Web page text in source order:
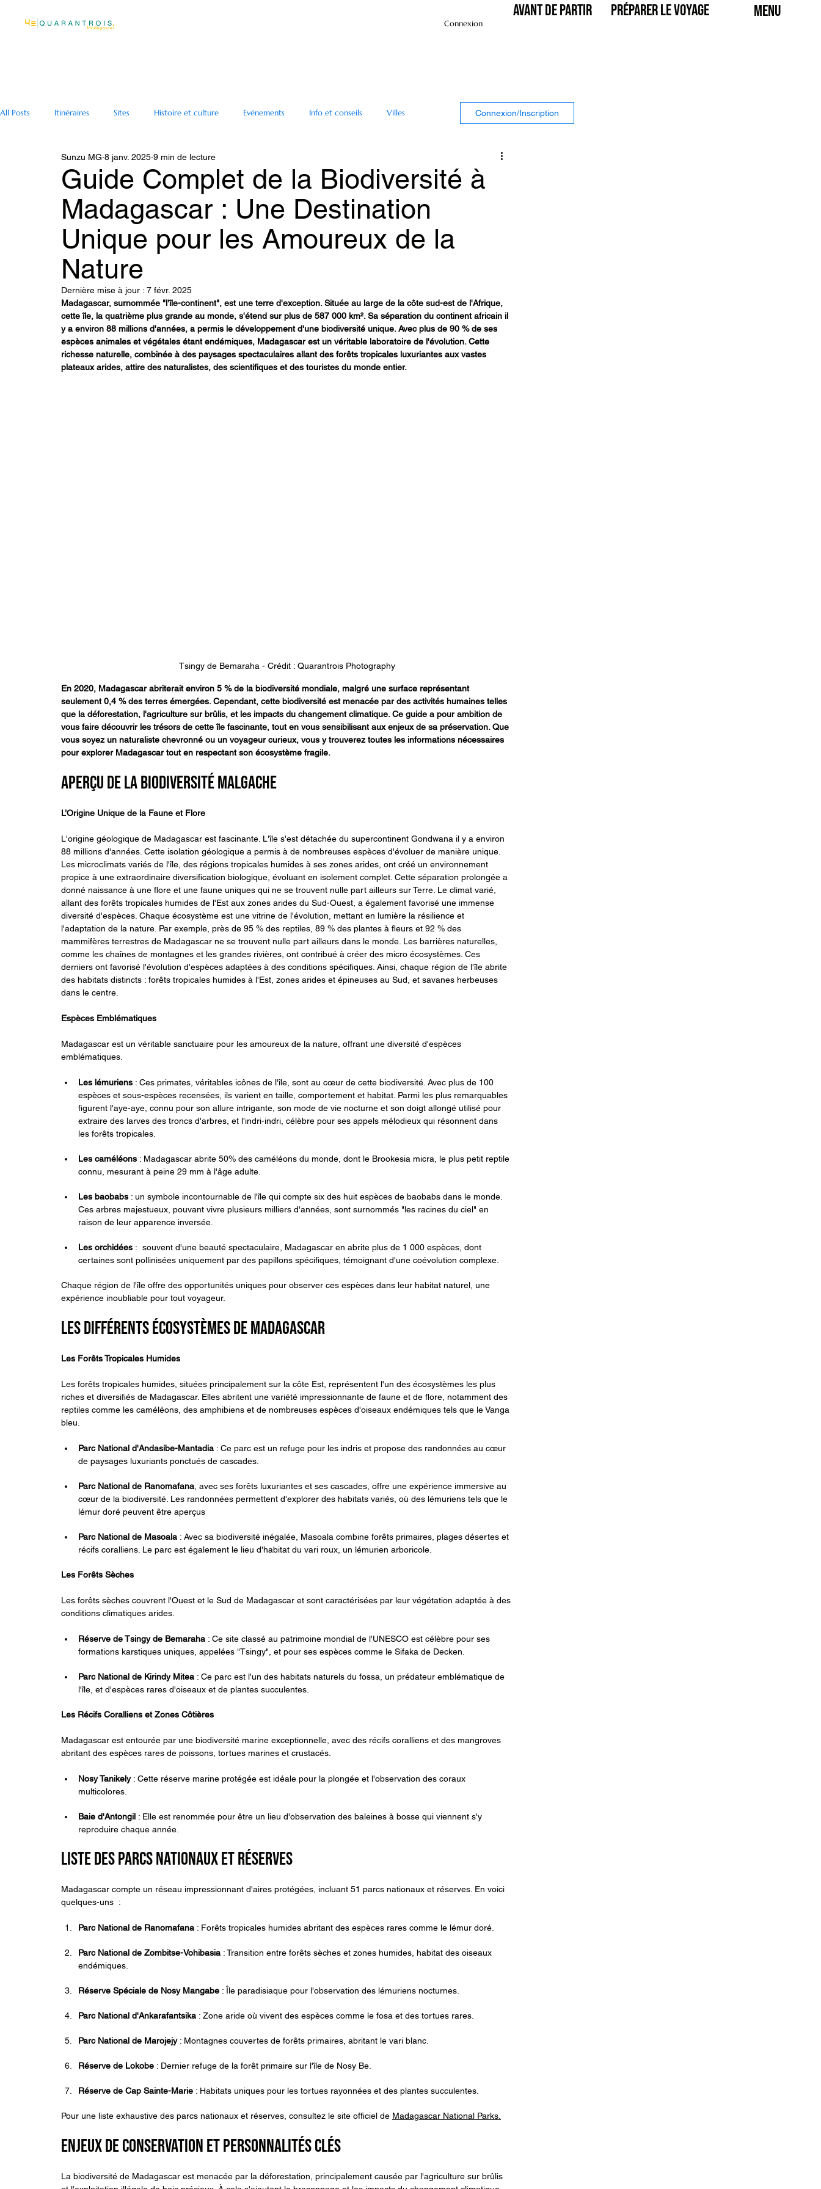
Connexion
Avant de partir Préparer le voyage Menu
All Posts Itinéraires Sites Histoire et culture Evénements Info et conseils Villes
Nature
Connexion/Inscription
Guide Complet de la Biodiversité à
Madagascar : Une Destination
Unique pour les Amoureux de la
Nature
Sunzu MG 8 janv. 2025 9 min de lecture
Dernière mise à jour : 7 févr. 2025
Madagascar, surnommée "l'île-continent", est une terre d'exception. Située au large de la côte sud-est de l'Afrique,
cette île, la quatrième plus grande au monde, s'étend sur plus de 587 000 km². Sa séparation du continent africain il
y a environ 88 millions d'années, a permis le développement d'une biodiversité unique. Avec plus de 90 % de ses
espèces animales et végétales étant endémiques, Madagascar est un véritable laboratoire de l'évolution. Cette
richesse naturelle, combinée à des paysages spectaculaires allant des forêts tropicales luxuriantes aux vastes
plateaux arides, attire des naturalistes, des scientifiques et des touristes du monde entier.
Tsingy de Bemaraha - Crédit : Quarantrois Photography
En 2020, Madagascar abriterait environ 5 % de la biodiversité mondiale, malgré une surface représentant
seulement 0,4 % des terres émergées. Cependant, cette biodiversité est menacée par des activités humaines telles
que la déforestation, l'agriculture sur brûlis, et les impacts du changement climatique. Ce guide a pour ambition de
vous faire découvrir les trésors de cette île fascinante, tout en vous sensibilisant aux enjeux de sa préservation. Que
vous soyez un naturaliste chevronné ou un voyageur curieux, vous y trouverez toutes les informations nécessaires
pour explorer Madagascar tout en respectant son écosystème fragile.
Aperçu de la Biodiversité Malgache
L’Origine Unique de la Faune et Flore
L'origine géologique de Madagascar est fascinante. L'île s'est détachée du supercontinent Gondwana il y a environ
88 millions d'années. Cette isolation géologique a permis à de nombreuses espèces d'évoluer de manière unique.
Les microclimats variés de l'île, des régions tropicales humides à ses zones arides, ont créé un environnement
propice à une extraordinaire diversification biologique, évoluant en isolement complet. Cette séparation prolongée a
donné naissance à une flore et une faune uniques qui ne se trouvent nulle part ailleurs sur Terre. Le climat varié,
allant des forêts tropicales humides de l'Est aux zones arides du Sud-Ouest, a également favorisé une immense
diversité d'espèces. Chaque écosystème est une vitrine de l'évolution, mettant en lumière la résilience et
l'adaptation de la nature. Par exemple, près de 95 % des reptiles, 89 % des plantes à fleurs et 92 % des
mammifères terrestres de Madagascar ne se trouvent nulle part ailleurs dans le monde. Les barrières naturelles,
comme les chaînes de montagnes et les grandes rivières, ont contribué à créer des micro écosystèmes. Ces
derniers ont favorisé l'évolution d'espèces adaptées à des conditions spécifiques. Ainsi, chaque région de l'île abrite
des habitats distincts : forêts tropicales humides à l'Est, zones arides et épineuses au Sud, et savanes herbeuses
dans le centre.
Espèces Emblématiques
Madagascar est un véritable sanctuaire pour les amoureux de la nature, offrant une diversité d'espèces
emblématiques.
Les lémuriens : Ces primates, véritables icônes de l'île, sont au cœur de cette biodiversité. Avec plus de 100
espèces et sous-espèces recensées, ils varient en taille, comportement et habitat. Parmi les plus remarquables
figurent l'aye-aye, connu pour son allure intrigante, son mode de vie nocturne et son doigt allongé utilisé pour
extraire des larves des troncs d'arbres, et l'indri-indri, célèbre pour ses appels mélodieux qui résonnent dans
les forêts tropicales.
Les caméléons : Madagascar abrite 50% des caméléons du monde, dont le Brookesia micra, le plus petit reptile
connu, mesurant à peine 29 mm à l'âge adulte.
Les baobabs : un symbole incontournable de l'île qui compte six des huit espèces de baobabs dans le monde.
Ces arbres majestueux, pouvant vivre plusieurs milliers d'années, sont surnommés "les racines du ciel" en
raison de leur apparence inversée.
Les orchidées :  souvent d'une beauté spectaculaire, Madagascar en abrite plus de 1 000 espèces, dont
certaines sont pollinisées uniquement par des papillons spécifiques, témoignant d'une coévolution complexe.
Chaque région de l'île offre des opportunités uniques pour observer ces espèces dans leur habitat naturel, une
expérience inoubliable pour tout voyageur.
Les Différents Écosystèmes de Madagascar
Les Forêts Tropicales Humides
Les forêts tropicales humides, situées principalement sur la côte Est, représentent l'un des écosystèmes les plus
riches et diversifiés de Madagascar. Elles abritent une variété impressionnante de faune et de flore, notamment des
reptiles comme les caméléons, des amphibiens et de nombreuses espèces d'oiseaux endémiques tels que le Vanga
bleu.
Parc National d'Andasibe-Mantadia : Ce parc est un refuge pour les indris et propose des randonnées au cœur
de paysages luxuriants ponctués de cascades.
Parc National de Ranomafana , avec ses forêts luxuriantes et ses cascades, offre une expérience immersive au
cœur de la biodiversité. Les randonnées permettent d'explorer des habitats variés, où des lémuriens tels que le
lémur doré peuvent être aperçus
Parc National de Masoala : Avec sa biodiversité inégalée, Masoala combine forêts primaires, plages désertes et
récifs coralliens. Le parc est également le lieu d'habitat du vari roux, un lémurien arboricole.
Les Forêts Sèches
Les forêts sèches couvrent l'Ouest et le Sud de Madagascar et sont caractérisées par leur végétation adaptée à des
conditions climatiques arides.
Réserve de Tsingy de Bemaraha : Ce site classé au patrimoine mondial de l'UNESCO est célèbre pour ses
formations karstiques uniques, appelées "Tsingy", et pour ses espèces comme le Sifaka de Decken.
Parc National de Kirindy Mitea : Ce parc est l'un des habitats naturels du fossa, un prédateur emblématique de
l'île, et d'espèces rares d'oiseaux et de plantes succulentes.
Les Récifs Coralliens et Zones Côtières
Madagascar est entourée par une biodiversité marine exceptionnelle, avec des récifs coralliens et des mangroves
abritant des espèces rares de poissons, tortues marines et crustacés.
Nosy Tanikely : Cette réserve marine protégée est idéale pour la plongée et l'observation des coraux
multicolores.
Baie d'Antongil : Elle est renommée pour être un lieu d'observation des baleines à bosse qui viennent s'y
reproduire chaque année.
Liste des Parcs Nationaux et Réserves
Madagascar compte un réseau impressionnant d'aires protégées, incluant 51 parcs nationaux et réserves. En voici
quelques-uns  :
Parc National de Ranomafana : Forêts tropicales humides abritant des espèces rares comme le lémur doré.
Parc National de Zombitse-Vohibasia : Transition entre forêts sèches et zones humides, habitat des oiseaux
endémiques.
Réserve Spéciale de Nosy Mangabe : Île paradisiaque pour l'observation des lémuriens nocturnes.
Parc National d'Ankarafantsika : Zone aride où vivent des espèces comme le fosa et des tortues rares.
Parc National de Marojejy : Montagnes couvertes de forêts primaires, abritant le vari blanc.
Réserve de Lokobe : Dernier refuge de la forêt primaire sur l'île de Nosy Be.
Réserve de Cap Sainte-Marie : Habitats uniques pour les tortues rayonnées et des plantes succulentes.
Pour une liste exhaustive des parcs nationaux et réserves, consultez le site officiel de Madagascar National Parks.
Enjeux de Conservation et Personnalités Clés
La biodiversité de Madagascar est menacée par la déforestation, principalement causée par l'agriculture sur brûlis